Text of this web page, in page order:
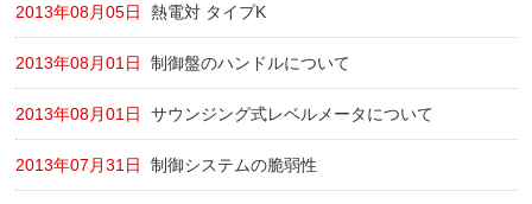
2013年08月05日 熱電対 タイプK
2013年08月01日 制御盤のハンドルについて
2013年08月01日 サウンジング式レベルメータについて
2013年07月31日 制御システムの脆弱性